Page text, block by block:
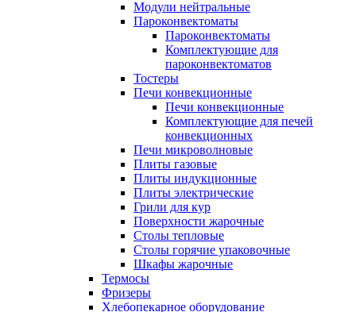
Модули нейтральные
Пароконвектоматы
Пароконвектоматы
Комплектующие для
пароконвектоматов
Тостеры
Печи конвекционные
Печи конвекционные
Комплектующие для печей
конвекционных
Печи микроволновые
Плиты газовые
Плиты индукционные
Плиты электрические
Грили для кур
Поверхности жарочные
Столы тепловые
Столы горячие упаковочные
Шкафы жарочные
Термосы
Фризеры
Хлебопекарное оборудование